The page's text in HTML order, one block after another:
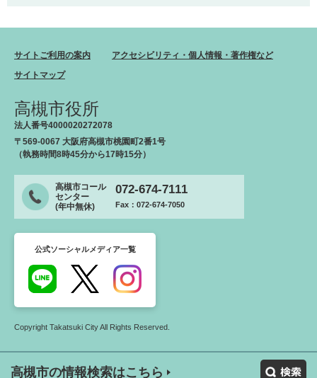
高槻市の情報検索はこちら
サイトご利用の案内
アクセシビリティ・個人情報・著作権など
サイトマップ
高槻市役所
法人番号4000020272078
〒569-0067 大阪府高槻市桃園町2番1号
（執務時間8時45分から17時15分）
高槻市コール
センター
(年中無休)
072-674-7111
Fax：072-674-7050
公式ソーシャルメディア一覧
Copyright Takatsuki City All Rights Reserved.